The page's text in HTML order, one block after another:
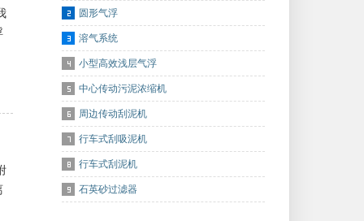
圆形气浮
溶气系统
小型高效浅层气浮
中心传动污泥浓缩机
周边传动刮泥机
行车式刮吸泥机
行车式刮泥机
石英砂过滤器